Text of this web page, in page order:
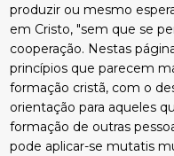
produzir ou mesmo
em Cristo, "sem que se
cooperação. Nestas
princípios que parecem
formação cristã, com o
orientação para aqueles
formação de outras
pode aplicar-se mutatis